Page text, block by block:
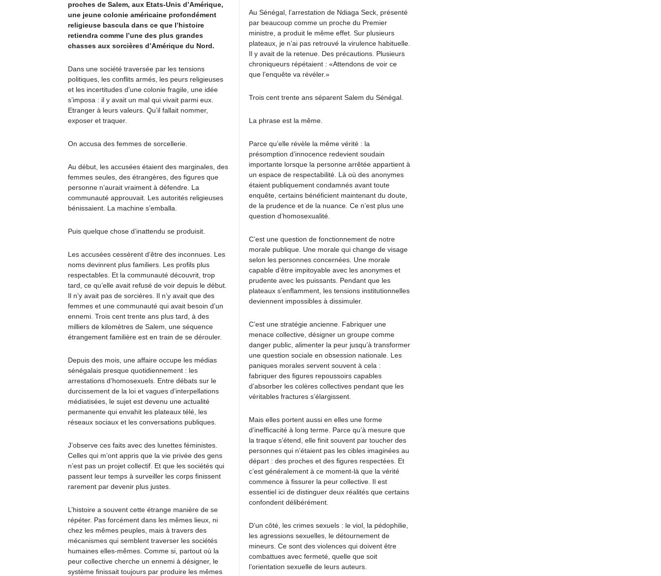
proches de Salem, aux Etats-Unis d’Amérique,
une jeune colonie américaine profondément
religieuse bascula dans ce que l’histoire
retiendra comme l’une des plus grandes
chasses aux sorcières d’Amérique du Nord.
Dans une société traversée par les tensions
politiques, les conflits armés, les peurs religieuses
et les incertitudes d’une colonie fragile, une idée
s’imposa : il y avait un mal qui vivait parmi eux.
Etranger à leurs valeurs. Qu’il fallait nommer,
exposer et traquer.
On accusa des femmes de sorcellerie.
Au début, les accusées étaient des marginales, des
femmes seules, des étrangères, des figures que
personne n’aurait vraiment à défendre. La
communauté approuvait. Les autorités religieuses
bénissaient. La machine s’emballa.
Puis quelque chose d’inattendu se produisit.
Les accusées cessèrent d’être des inconnues. Les
noms devinrent plus familiers. Les profils plus
respectables. Et la communauté découvrit, trop
tard, ce qu’elle avait refusé de voir depuis le début.
Il n’y avait pas de sorcières. Il n’y avait que des
femmes et une communauté qui avait besoin d’un
ennemi. Trois cent trente ans plus tard, à des
milliers de kilomètres de Salem, une séquence
étrangement familière est en train de se dérouler.
Depuis des mois, une affaire occupe les médias
sénégalais presque quotidiennement : les
arrestations d’homosexuels. Entre débats sur le
durcissement de la loi et vagues d’interpellations
médiatisées, le sujet est devenu une actualité
permanente qui envahit les plateaux télé, les
réseaux sociaux et les conversations publiques.
J’observe ces faits avec des lunettes féministes.
Celles qui m’ont appris que la vie privée des gens
n’est pas un projet collectif. Et que les sociétés qui
passent leur temps à surveiller les corps finissent
rarement par devenir plus justes.
L’histoire a souvent cette étrange manière de se
répéter. Pas forcément dans les mêmes lieux, ni
chez les mêmes peuples, mais à travers des
mécanismes qui semblent traverser les sociétés
humaines elles-mêmes. Comme si, partout où la
peur collective cherche un ennemi à désigner, le
système finissait toujours par produire les mêmes
Au Sénégal, l’arrestation de Ndiaga Seck, présenté
par beaucoup comme un proche du Premier
ministre, a produit le même effet. Sur plusieurs
plateaux, je n’ai pas retrouvé la virulence habituelle.
Il y avait de la retenue. Des précautions. Plusieurs
chroniqueurs répétaient : «Attendons de voir ce
que l’enquête va révéler.»
Trois cent trente ans séparent Salem du Sénégal.
La phrase est la même.
Parce qu’elle révèle la même vérité : la
présomption d’innocence redevient soudain
importante lorsque la personne arrêtée appartient à
un espace de respectabilité. Là où des anonymes
étaient publiquement condamnés avant toute
enquête, certains bénéficient maintenant du doute,
de la prudence et de la nuance. Ce n’est plus une
question d’homosexualité.
C’est une question de fonctionnement de notre
morale publique. Une morale qui change de visage
selon les personnes concernées. Une morale
capable d’être impitoyable avec les anonymes et
prudente avec les puissants. Pendant que les
plateaux s’enflamment, les tensions institutionnelles
deviennent impossibles à dissimuler.
C’est une stratégie ancienne. Fabriquer une
menace collective, désigner un groupe comme
danger public, alimenter la peur jusqu’à transformer
une question sociale en obsession nationale. Les
paniques morales servent souvent à cela :
fabriquer des figures repoussoirs capables
d’absorber les colères collectives pendant que les
véritables fractures s’élargissent.
Mais elles portent aussi en elles une forme
d’inefficacité à long terme. Parce qu’à mesure que
la traque s’étend, elle finit souvent par toucher des
personnes qui n’étaient pas les cibles imaginées au
départ : des proches et des figures respectées. Et
c’est généralement à ce moment-là que la vérité
commence à fissurer la peur collective. Il est
essentiel ici de distinguer deux réalités que certains
confondent délibérément.
D’un côté, les crimes sexuels : le viol, la pédophilie,
les agressions sexuelles, le détournement de
mineurs. Ce sont des violences qui doivent être
combattues avec fermeté, quelle que soit
l’orientation sexuelle de leurs auteurs.